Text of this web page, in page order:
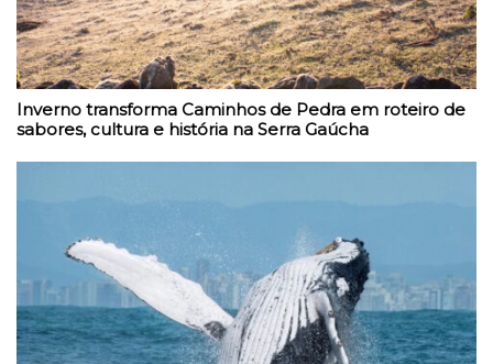
Inverno transforma Caminhos de Pedra em roteiro de
sabores, cultura e história na Serra Gaúcha